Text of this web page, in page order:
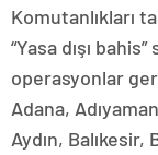
Komutanlıkları
“Yasa dışı
operasyonlar
Adana,
Aydın,